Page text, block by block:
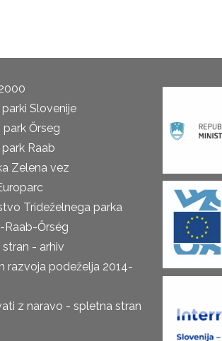
Slovenije
park Őrseg
Raab
Zelena vez
Trideželnega parka
Raab-Őrség
- arhiv
razvoja podeželja 2014-
z naravo - spletna stran